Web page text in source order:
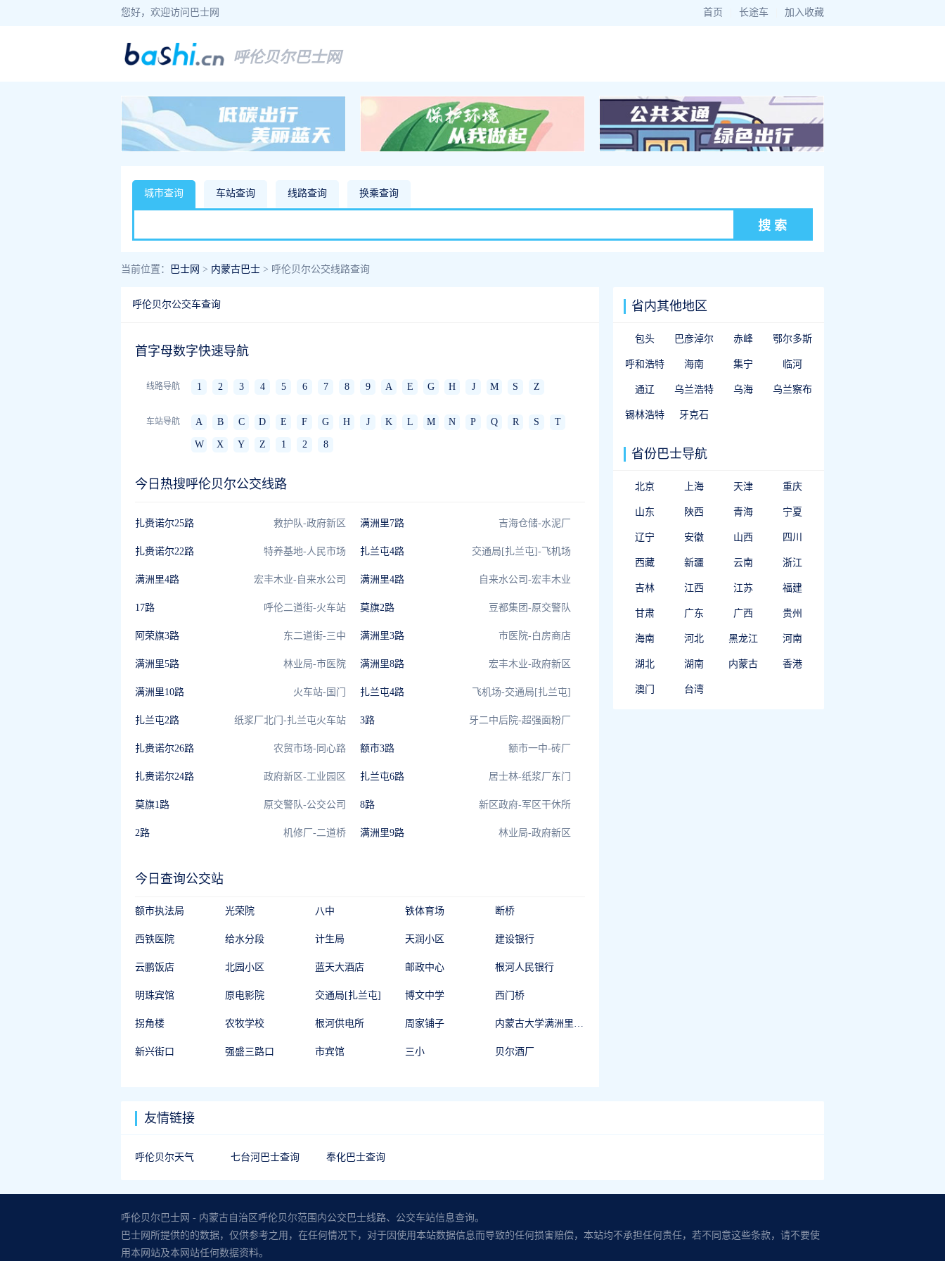
您好，欢迎访问巴士网 首页 长途车 加入收藏
呼伦贝尔巴士网
城市查询 车站查询 线路查询 换乘查询
当前位置： 巴士网 > 内蒙古巴士 > 呼伦贝尔公交线路查询
呼伦贝尔公交车查询
首字母数字快速导航
线路导航 1 2 3 4 5 6 7 8 9 A E G H J M S Z
车站导航 A B C D E F G H J K L M N P Q R S T
W X Y Z 1 2 8
今日热搜呼伦贝尔公交线路
扎赉诺尔25路 救护队-政府新区 满洲里7路 吉海仓储-水泥厂
扎赉诺尔22路 特养基地-人民市场 扎兰屯4路 交通局[扎兰屯]-飞机场
满洲里4路 宏丰木业-自来水公司 满洲里4路 自来水公司-宏丰木业
17路 呼伦二道街-火车站 莫旗2路 豆都集团-原交警队
阿荣旗3路 东二道街-三中 满洲里3路 市医院-白房商店
满洲里5路 林业局-市医院 满洲里8路 宏丰木业-政府新区
满洲里10路 火车站-国门 扎兰屯4路 飞机场-交通局[扎兰屯]
扎兰屯2路 纸浆厂北门-扎兰屯火车站 3路 牙二中后院-超强面粉厂
扎赉诺尔26路 农贸市场-同心路 额市3路 额市一中-砖厂
扎赉诺尔24路 政府新区-工业园区 扎兰屯6路 居士林-纸浆厂东门
莫旗1路 原交警队-公交公司 8路 新区政府-军区干休所
2路 机修厂-二道桥 满洲里9路 林业局-政府新区
今日查询公交站
额市执法局 光荣院 八中 铁体育场 断桥
西铁医院 给水分段 计生局 天润小区 建设银行
云鹏饭店 北园小区 蓝天大酒店 邮政中心 根河人民银行
明珠宾馆 原电影院 交通局[扎兰屯] 博文中学 西门桥
拐角楼 农牧学校 根河供电所 周家铺子 内蒙古大学满洲里学院
新兴街口 强盛三路口 市宾馆 三小 贝尔酒厂
省内其他地区
包头 巴彦淖尔 赤峰 鄂尔多斯
呼和浩特 海南 集宁 临河
通辽 乌兰浩特 乌海 乌兰察布
锡林浩特 牙克石
省份巴士导航
北京 上海 天津 重庆
山东 陕西 青海 宁夏
辽宁 安徽 山西 四川
西藏 新疆 云南 浙江
吉林 江西 江苏 福建
甘肃 广东 广西 贵州
海南 河北 黑龙江 河南
湖北 湖南 内蒙古 香港
澳门 台湾
友情链接
呼伦贝尔天气 七台河巴士查询 奉化巴士查询
呼伦贝尔巴士网 - 内蒙古自治区呼伦贝尔范围内公交巴士线路、公交车站信息查询。
巴士网所提供的的数据，仅供参考之用，在任何情况下，对于因使用本站数据信息而导致的任何损害赔偿，本站均不承担任何责任，若不同意这些条款，请不要使
用本网站及本网站任何数据资料。